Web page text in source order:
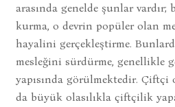
arasında genelde şunlar
kurma, o devrin popüler olan
hayalini gerçekleştirme.
mesleğini sürdürme, genellikle
yapısında görülmektedir.
da büyük olasılıkla çiftçilik